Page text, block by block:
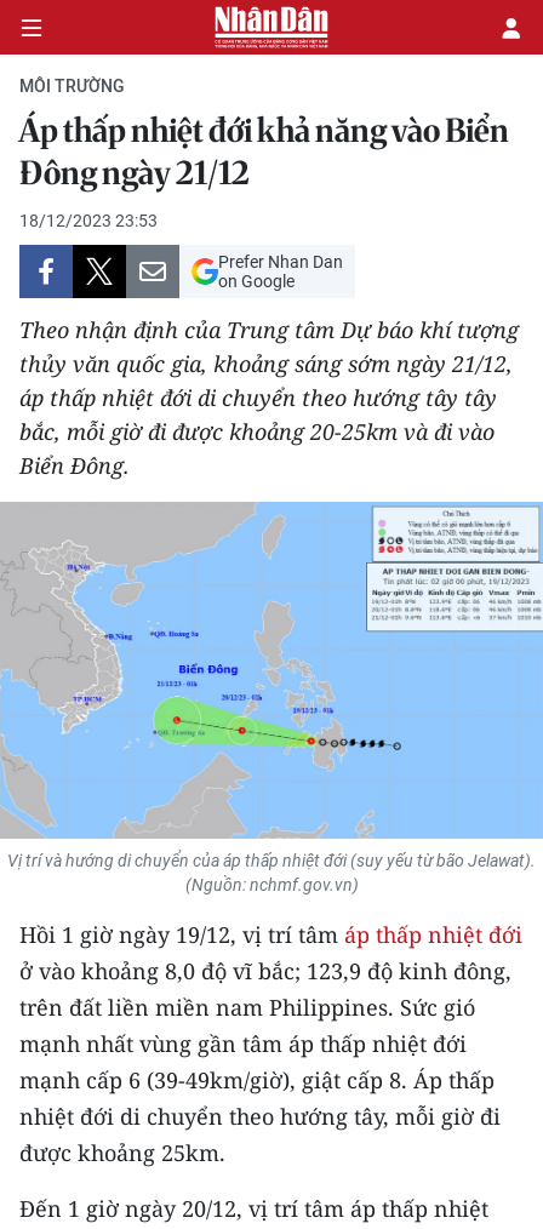
CHÍNH TRỊ
KINH TẾ
VĂN HÓA
XÃ HỘI
PHÁP LUẬT
DU LỊCH
THỂ THAO
GIÁO DỤC
Y TẾ
KHOA HỌC - CÔNG NGHỆ
MÔI TRƯỜNG
BẠN ĐỌC
KIỂM CHỨNG THÔNG TIN
TRI THỨC CHUYÊN SÂU
54 DÂN TỘC VIỆT NAM
CHƯƠNG TRÌNH OCOP - MỖI XÃ
MỘT SẢN PHẨM
RADIO
MÔI TRƯỜNG
Áp thấp nhiệt đới khả năng vào Biển
Đông ngày 21/12
18/12/2023 23:53
Prefer Nhan Dan
on Google
Theo nhận định của Trung tâm Dự báo khí tượng
thủy văn quốc gia, khoảng sáng sớm ngày 21/12,
áp thấp nhiệt đới di chuyển theo hướng tây tây
bắc, mỗi giờ đi được khoảng 20-25km và đi vào
Biển Đông.
Vị trí và hướng di chuyển của áp thấp nhiệt đới (suy yếu từ bão Jelawat).
(Nguồn: nchmf.gov.vn)
Hồi 1 giờ ngày 19/12, vị trí tâm áp thấp nhiệt đới
ở vào khoảng 8,0 độ vĩ bắc; 123,9 độ kinh đông,
trên đất liền miền nam Philippines. Sức gió
mạnh nhất vùng gần tâm áp thấp nhiệt đới
mạnh cấp 6 (39-49km/giờ), giật cấp 8. Áp thấp
nhiệt đới di chuyển theo hướng tây, mỗi giờ đi
được khoảng 25km.
Đến 1 giờ ngày 20/12, vị trí tâm áp thấp nhiệt